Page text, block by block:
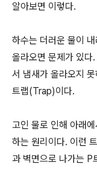
알아보면 이렇다.
하수는 더러운 물이
올라오면 문제가 있다
서 냄새가 올라오지
트랩(Trap)이다.
고인 물로 인해 아래
하는 원리이다. 이런
과 벽면으로 나가는 P